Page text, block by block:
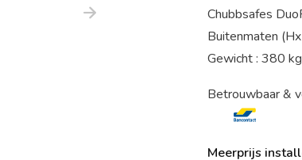
Chubbsafes
Buitenmaten
Gewicht : 380
Betrouwbaar &
Meerprijs